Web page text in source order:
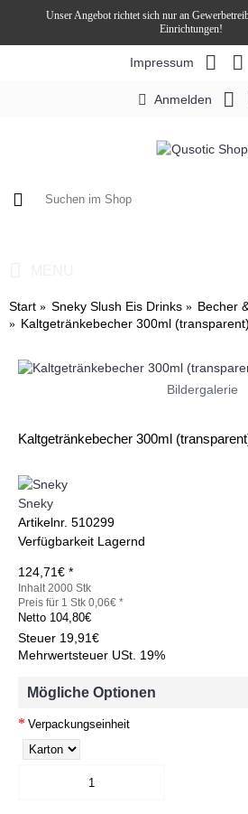
Unser Angebot richtet sich nur an
Einrichtungen!
Impressum
Anmelden
Start Sneky Slush Eis Drinks
Becher
Kaltgetränkebecher 300ml (transparent)
Bildergalerie
Kaltgetränkebecher 300ml
Sneky
Artikelnr. 510299
Verfügbarkeit Lagernd
124,71€ *
Inhalt 2000 Stk
Preis für 1 Stk 0,06€ *
Netto 104,80€
Steuer 19,91€
Mehrwertsteuer USt. 19%
Mögliche Optionen
Verpackungseinheit